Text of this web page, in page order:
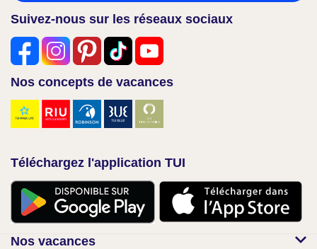
Suivez-nous sur les réseaux sociaux
Nos concepts de vacances
Téléchargez l'application TUI
Nos vacances